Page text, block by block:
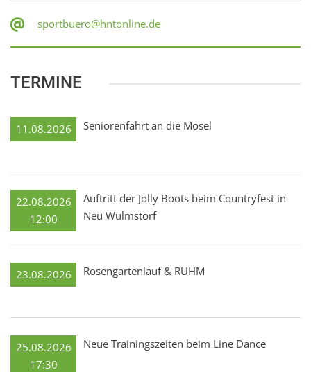
sportbuero@hntonline.de
TERMINE
11.08.2026 Seniorenfahrt an die Mosel
22.08.2026
12:00
Auftritt der Jolly Boots beim Countryfest in
Neu Wulmstorf
23.08.2026 Rosengartenlauf & RUHM
25.08.2026
17:30
Neue Trainingszeiten beim Line Dance